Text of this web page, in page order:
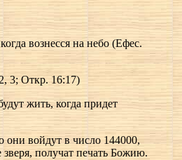
вознесся на небо (Ефес.
3; Откр. 16:17)
жить, когда придет
они войдут в число 144000,
зверя, получат печать Божию.